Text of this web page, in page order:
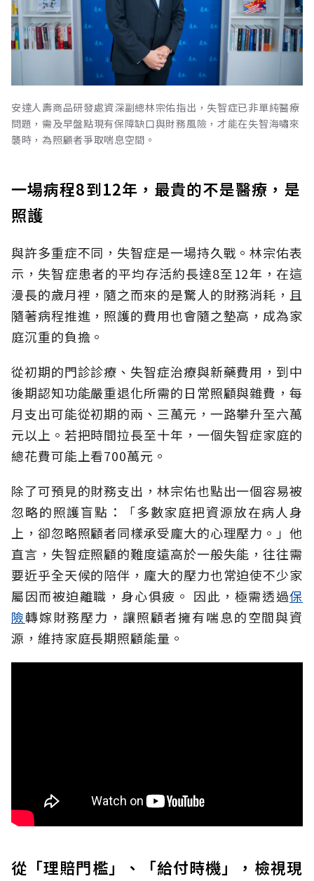
安達人壽商品研發處資深副總林宗佑指出，失智症已非單純醫療
問題，需及早盤點現有保障缺口與財務風險，才能在失智海嘯來
襲時，為照顧者爭取喘息空間。
一場病程8到12年，最貴的不是醫療，是
照護
與許多重症不同，失智症是一場持久戰。林宗佑表
示，失智症患者的平均存活約長達8至12年，在這
漫長的歲月裡，隨之而來的是驚人的財務消耗，且
隨著病程推進，照護的費用也會隨之墊高，成為家
庭沉重的負擔。
從初期的門診診療、失智症治療與新藥費用，到中
後期認知功能嚴重退化所需的日常照顧與雜費，每
月支出可能從初期的兩、三萬元，一路攀升至六萬
元以上。若把時間拉長至十年，一個失智症家庭的
總花費可能上看700萬元。
除了可預見的財務支出，林宗佑也點出一個容易被
忽略的照護盲點：「多數家庭把資源放在病人身
上，卻忽略照顧者同樣承受龐大的心理壓力。」他
直言，失智症照顧的難度遠高於一般失能，往往需
要近乎全天候的陪伴，龐大的壓力也常迫使不少家
屬因而被迫離職，身心俱疲。 因此，極需透過保
險轉嫁財務壓力，讓照顧者擁有喘息的空間與資
源，維持家庭長期照顧能量。
從「理賠門檻」、「給付時機」，檢視現